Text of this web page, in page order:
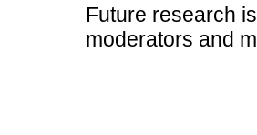
Future research
moderators and